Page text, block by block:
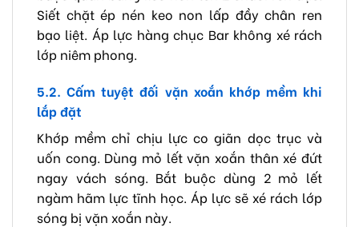
Siết chặt ép nén keo non lấp đầy chân ren
bạo liệt. Áp lực hàng chục Bar không xé rách
lớp niêm phong.
5.2. Cấm tuyệt đối vặn xoắn khớp mềm khi
lắp đặt
Khớp mềm chỉ chịu lực co giãn dọc trục và
uốn cong. Dùng mỏ lết vặn xoắn thân xé đứt
ngay vách sóng. Bắt buộc dùng 2 mỏ lết
ngàm hãm lực tĩnh học. Áp lực sẽ xé rách lớp
sóng bị vặn xoắn này.